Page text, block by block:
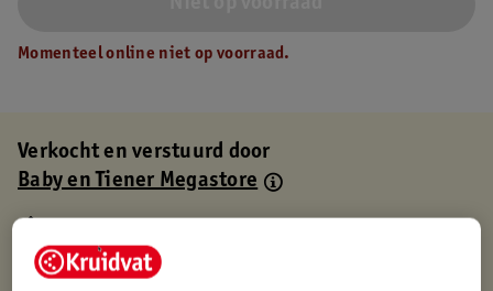
Momenteel online niet op voorraad.
Verkocht en verstuurd door
Baby en Tiener Megastore
Gratis thuisbezorgd
Gratis retourneren via verkooppartner.